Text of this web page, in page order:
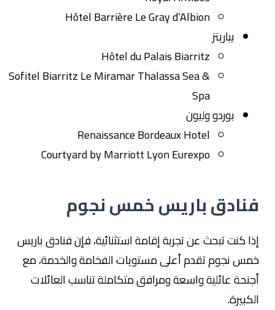
Hôtel Barrière Le Gray d’Albion
بياريتز
Hôtel du Palais Biarritz
Sofitel Biarritz Le Miramar Thalassa Sea &
Spa
بوردو وليون
Renaissance Bordeaux Hotel
Courtyard by Marriott Lyon Eurexpo
فنادق باريس خمس نجوم
إذا كنت تبحث عن تجربة إقامة استثنائية، فإن فنادق باريس
خمس نجوم تقدم أعلى مستويات الفخامة والخدمة، مع
أجنحة عائلية واسعة ومرافق متكاملة تناسب العائلات
الكبيرة.